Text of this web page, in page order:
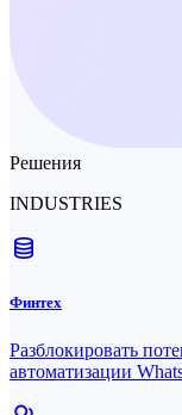
Решения
INDUSTRIES
Финтех
Разблокировать
автоматизации